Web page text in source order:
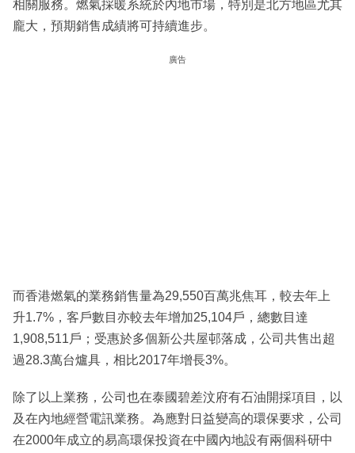
相關服務。燃氣採暖系統於內地市場，特別是北方地區尤其
龐大，預期銷售成績將可持續進步。
廣告
而香港燃氣的業務銷售量為29,550百萬兆焦耳，較去年上
升1.7%，客戶數目亦較去年增加25,104戶，總數目達
1,908,511戶；受惠於多個新公共屋邨落成，公司共售出超
過28.3萬台爐具，相比2017年增長3%。
除了以上業務，公司也在泰國碧差汶府有石油開採項目，以
及在內地經營電訊業務。為應對日益變高的環保要求，公司
在2000年成立的易高環保投資在中國內地設有兩個科研中